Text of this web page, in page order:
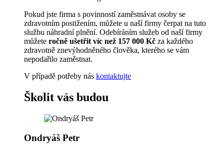
Pokud jste firma s povinností zaměstnávat osoby se
zdravotním postižením, můžete u naší firmy čerpat na tuto
službu náhradní plnění. Odebíráním služeb od naší firmy
můžete ročně ušetřit víc než 157 000 Kč za každého
zdravotně znevýhodněného člověka, kterého se vám
nepodařilo zaměstnat.
V případě potřeby nás kontaktujte
Školit vás budou
Ondryáš Petr